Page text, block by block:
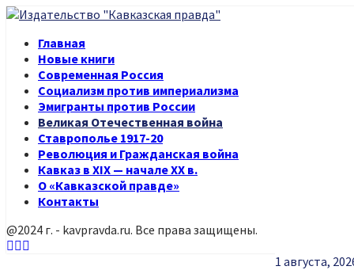
Главная
Новые книги
Современная Россия
Социализм против империализма
Эмигранты против России
Великая Отечественная война
Ставрополье 1917-20
Революция и Гражданская война
Кавказ в XIX — начале XX в.
О «Кавказской правде»
Контакты
@2024 г. - kavpravda.ru. Все права защищены.
Youtube
Vk
1 августа,